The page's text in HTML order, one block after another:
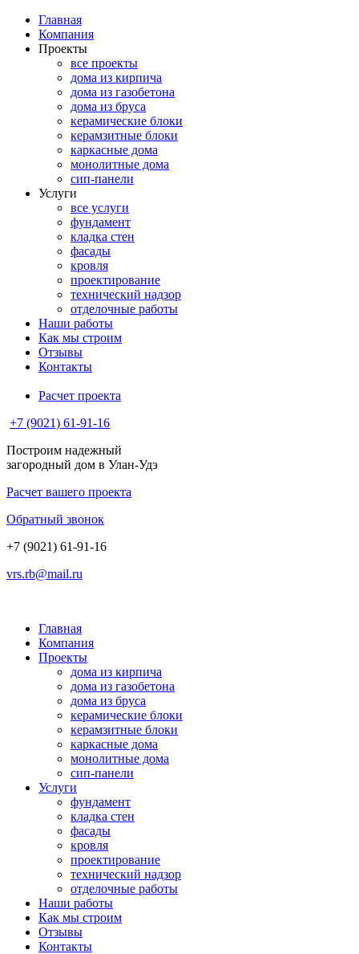
Главная
Компания
Проекты
все проекты
дома из кирпича
дома из газобетона
дома из бруса
керамические блоки
керамзитные блоки
каркасные дома
монолитные дома
сип-панели
Услуги
все услуги
фундамент
кладка стен
фасады
кровля
проектирование
технический надзор
отделочные работы
Наши работы
Как мы строим
Отзывы
Контакты
Расчет проекта
+7 (9021) 61-91-16
Построим надежный
загородный дом в Улан-Удэ
Расчет вашего проекта
Обратный звонок
+7 (9021) 61-91-16
vrs.rb@mail.ru
Главная
Компания
Проекты
дома из кирпича
дома из газобетона
дома из бруса
керамические блоки
керамзитные блоки
каркасные дома
монолитные дома
сип-панели
Услуги
фундамент
кладка стен
фасады
кровля
проектирование
технический надзор
отделочные работы
Наши работы
Как мы строим
Отзывы
Контакты